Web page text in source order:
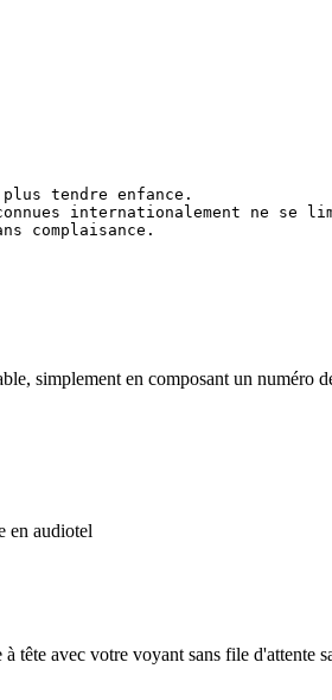
tendre enfance.
connues internationalement
complaisance.
simplement en composant un numéro
en audiotel
tête avec votre voyant sans file